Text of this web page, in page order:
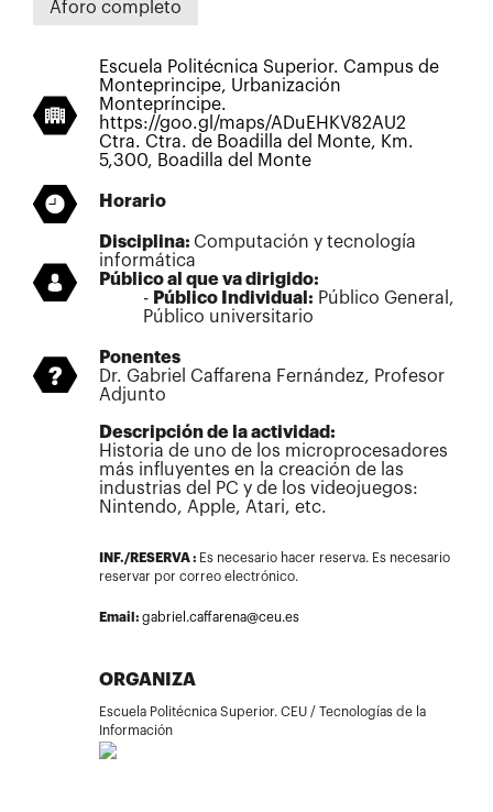
Aforo completo
Escuela Politécnica Superior. Campus de
Monteprincipe, Urbanización
Montepríncipe.
https://goo.gl/maps/ADuEHKV82AU2
Ctra. Ctra. de Boadilla del Monte, Km.
5,300, Boadilla del Monte
Horario
Disciplina: Computación y tecnología
informática
Público al que va dirigido:
Público Individual: Público General,
Público universitario
Ponentes
Dr. Gabriel Caffarena Fernández, Profesor
Adjunto
Descripción de la actividad:
Historia de uno de los microprocesadores
más influyentes en la creación de las
industrias del PC y de los videojuegos:
Nintendo, Apple, Atari, etc.
INF./RESERVA : Es necesario hacer reserva. Es necesario
reservar por correo electrónico.
Email: gabriel.caffarena@ceu.es
ORGANIZA
Escuela Politécnica Superior. CEU / Tecnologías de la
Información